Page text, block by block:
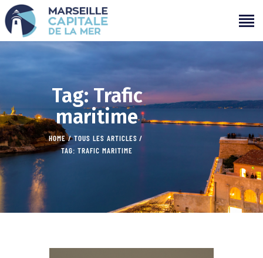
Tag: Trafic
maritime
HOME
TOUS LES ARTICLES
TAG: TRAFIC MARITIME
PROJETS
CAMPAGNES
ÉVÉNEMENTS PASSÉS
MÉDIAS